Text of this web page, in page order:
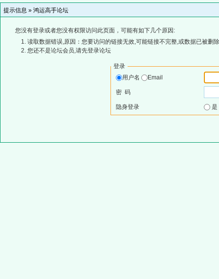
提示信息 » 鸿运高手论坛
您没有登录或者您没有权限访问此页面，可能有如下几个原因:
读取数据错误,原因：您要访问的链接无效,可能链接不完整,或数据已被删
您还不是论坛会员,请先登录论坛
登录
用户名
Email
密 码
隐身登录